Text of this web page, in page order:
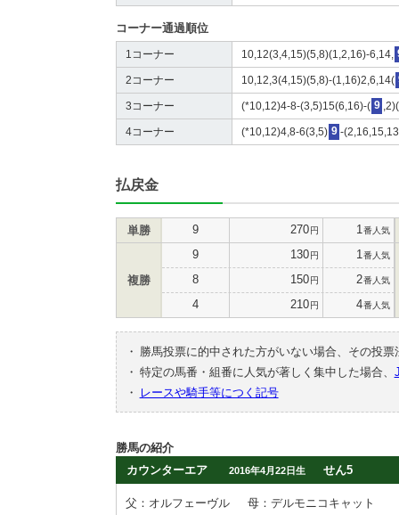
コーナー通過順位
1コーナー 10,12(3,4,15)(5,8)(1,2,16)-6,14,
2コーナー 10,12,3(4,15)(5,8)-(1,16)2,6,14(
3コーナー (*10,12)4-8-(3,5)15(6,16)-( 9
4コーナー (*10,12)4,8-6(3,5) 9 -
払戻金
単勝 9 270円 1 番人気
複勝
9 130円 1 番人気
8 150円 2番人気
4 210円 4番人気
・
勝馬投票に的中された方がいない場合、その投
・ 特定の馬番・組番に人気が著しく集中した場合、
・
レースや騎手等につく記号
勝馬の紹介
カウンターエア
2016年4月22日生 せん5
父：オルフェーヴル
母：デルモニコキャット